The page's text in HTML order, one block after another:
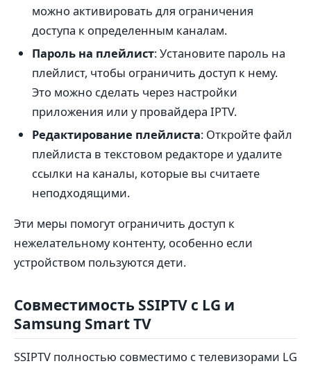
можно активировать для ограничения
доступа к определенным каналам.
Пароль на плейлист: Установите пароль на
плейлист, чтобы ограничить доступ к нему.
Это можно сделать через настройки
приложения или у провайдера IPTV.
Редактирование плейлиста: Откройте файл
плейлиста в текстовом редакторе и удалите
ссылки на каналы, которые вы считаете
неподходящими.
Эти меры помогут ограничить доступ к
нежелательному контенту, особенно если
устройством пользуются дети.
Совместимость SSIPTV с LG и
Samsung Smart TV
SSIPTV полностью совместимо с телевизорами LG